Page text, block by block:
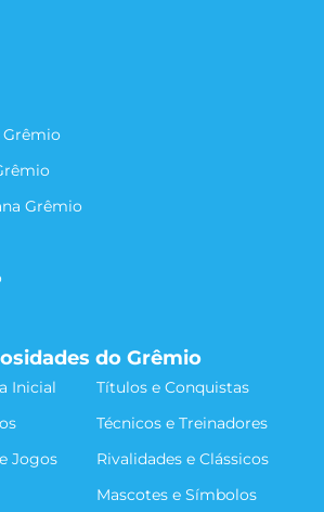
Grêmio
do Grêmio
Inicial
Títulos e Conquistas
Técnicos e Treinadores
Jogos
Rivalidades e Clássicos
Mascotes e Símbolos